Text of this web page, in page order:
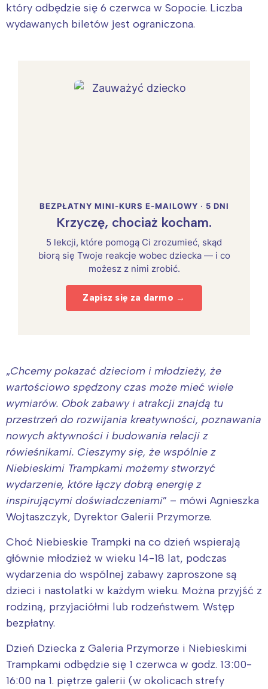
który odbędzie się 6 czerwca w Sopocie. Liczba
wydawanych biletów jest ograniczona.
BEZPŁATNY MINI-KURS E-MAILOWY · 5 DNI
Krzyczę, chociaż kocham.
5 lekcji, które pomogą Ci zrozumieć, skąd
biorą się Twoje reakcje wobec dziecka — i co
możesz z nimi zrobić.
Zapisz się za darmo →
„Chcemy pokazać dzieciom i młodzieży, że
wartościowo spędzony czas może mieć wiele
wymiarów. Obok zabawy i atrakcji znajdą tu
przestrzeń do rozwijania kreatywności, poznawania
nowych aktywności i budowania relacji z
rówieśnikami. Cieszymy się, że wspólnie z
Niebieskimi Trampkami możemy stworzyć
wydarzenie, które łączy dobrą energię z
inspirującymi doświadczeniami” – mówi Agnieszka
Wojtaszczyk, Dyrektor Galerii Przymorze.
Choć Niebieskie Trampki na co dzień wspierają
głównie młodzież w wieku 14-18 lat, podczas
wydarzenia do wspólnej zabawy zaproszone są
dzieci i nastolatki w każdym wieku. Można przyjść z
rodziną, przyjaciółmi lub rodzeństwem. Wstęp
bezpłatny.
Dzień Dziecka z Galeria Przymorze i Niebieskimi
Trampkami odbędzie się 1 czerwca w godz. 13:00-
16:00 na 1. piętrze galerii (w okolicach strefy